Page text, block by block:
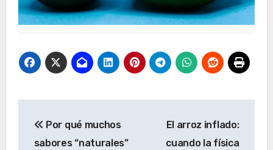
de
Por qué muchos
sabores “naturales”
El arroz inflado:
cuando la física